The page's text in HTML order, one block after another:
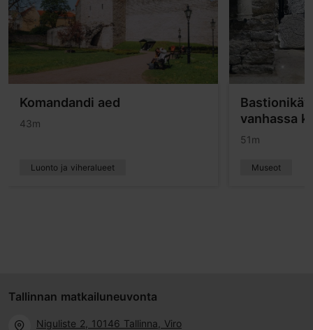
Komandandi aed
43m
Luonto ja viheralueet
vanhassa
51m
Museot
Tallinnan matkailuneuvonta
Niguliste 2, 10146 Tallinna, Viro